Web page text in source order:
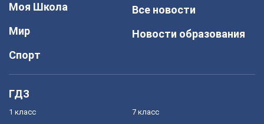
Моя Школа
Мир
Спорт
Все новости
Новости образования
ГДЗ
1 класс 7 класс